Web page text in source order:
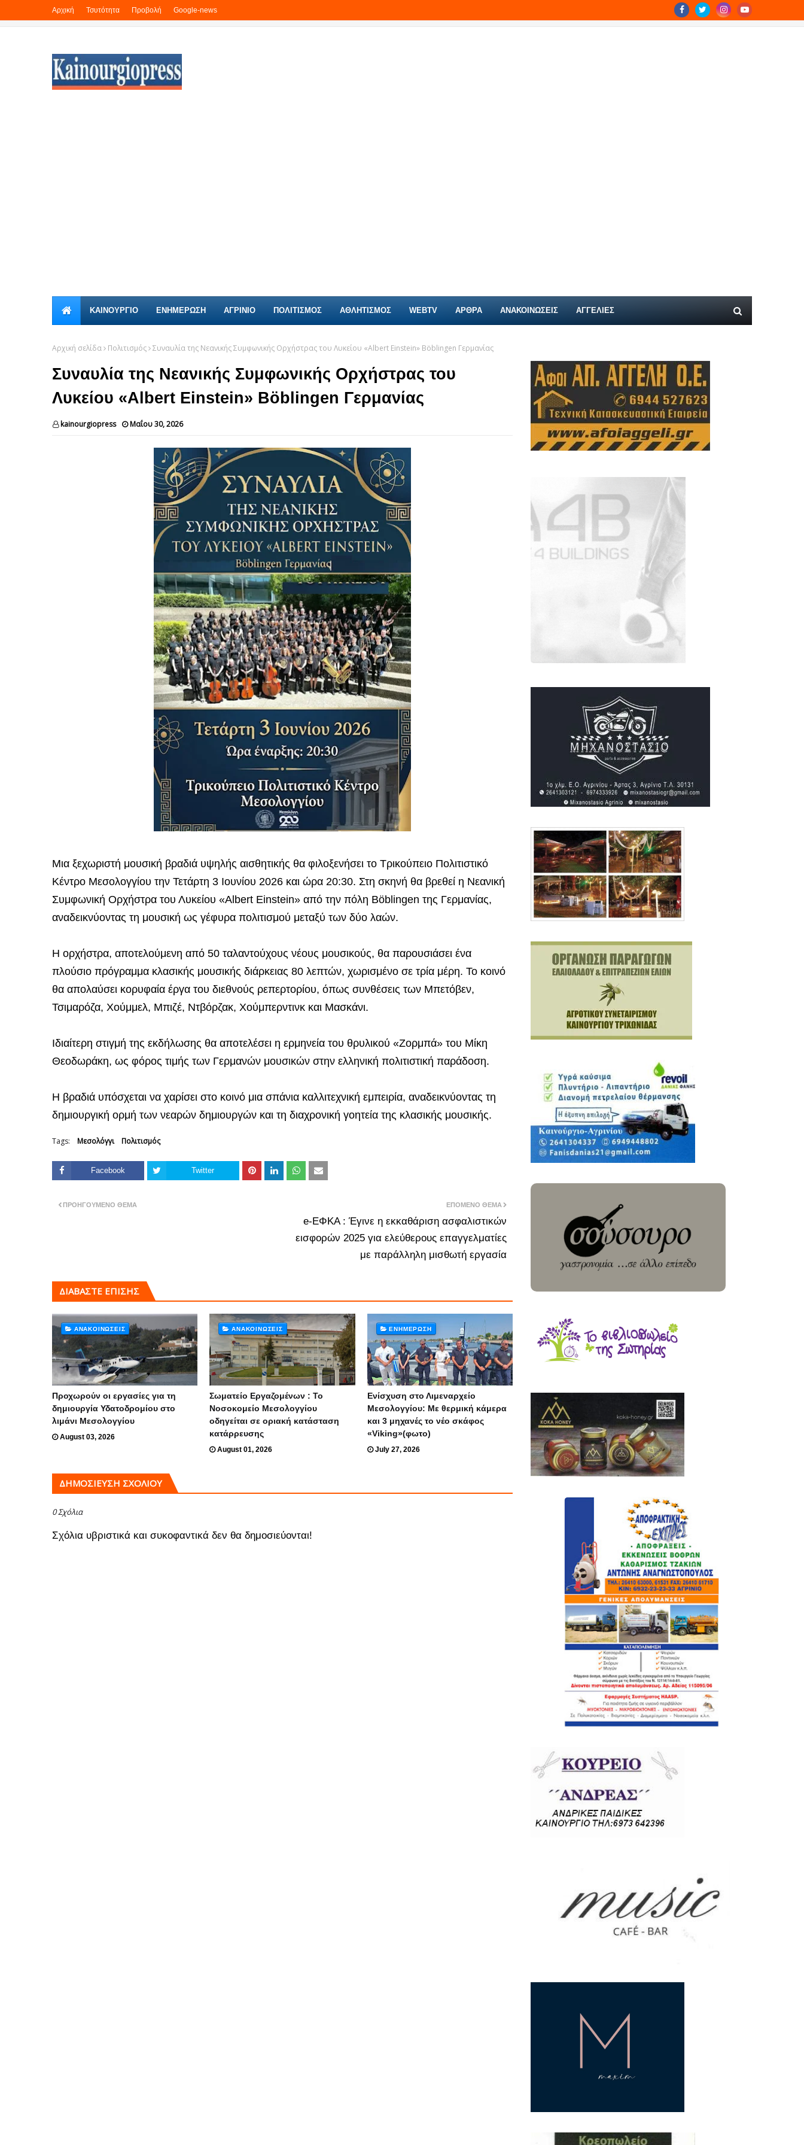
Αρχική Τσυτότητα Προβολή Google-news
ΚΑΙΝΟΎΡΓΙΟ ΕΝΗΜΕΡΩΣΗ ΑΓΡΙΝΙΟ ΠΟΛΙΤΙΣΜΟΣ ΑΘΛΗΤΙΣΜΟΣ WEBTV ΑΡΘΡΑ ΑΝΑΚΟΙΝΩΣΕΙΣ ΑΓΓΕΛΊΕΣ
Αρχική σελίδα Πολιτισμός Συναυλία της Νεανικής Συμφωνικής Ορχήστρας του Λυκείου «Albert Einstein» Böblingen Γερμανίας
Συναυλία της Νεανικής Συμφωνικής Ορχήστρας του
Λυκείου «Albert Einstein» Böblingen Γερμανίας
kainourgiopress Μαΐου 30, 2026
Μια ξεχωριστή μουσική βραδιά υψηλής αισθητικής θα φιλοξενήσει το Τρικούπειο Πολιτιστικό
Κέντρο Μεσολογγίου την Τετάρτη 3 Ιουνίου 2026 και ώρα 20:30. Στη σκηνή θα βρεθεί η Νεανική
Συμφωνική Ορχήστρα του Λυκείου «Albert Einstein» από την πόλη Böblingen της Γερμανίας,
αναδεικνύοντας τη μουσική ως γέφυρα πολιτισμού μεταξύ των δύο λαών.
Η ορχήστρα, αποτελούμενη από 50 ταλαντούχους νέους μουσικούς, θα παρουσιάσει ένα
πλούσιο πρόγραμμα κλασικής μουσικής διάρκειας 80 λεπτών, χωρισμένο σε τρία μέρη. Το κοινό
θα απολαύσει κορυφαία έργα του διεθνούς ρεπερτορίου, όπως συνθέσεις των Μπετόβεν,
Τσιμαρόζα, Χούμμελ, Μπιζέ, Ντβόρζακ, Χούμπερντινκ και Μασκάνι.
Ιδιαίτερη στιγμή της εκδήλωσης θα αποτελέσει η ερμηνεία του θρυλικού «Ζορμπά» του Μίκη
Θεοδωράκη, ως φόρος τιμής των Γερμανών μουσικών στην ελληνική πολιτιστική παράδοση.
Η βραδιά υπόσχεται να χαρίσει στο κοινό μια σπάνια καλλιτεχνική εμπειρία, αναδεικνύοντας τη
δημιουργική ορμή των νεαρών δημιουργών και τη διαχρονική γοητεία της κλασικής μουσικής.
Tags: Μεσολόγγι Πολιτισμός
Facebook Twitter
ΕΠΌΜΕΝΟ ΘΈΜΑ
e-ΕΦΚΑ : Έγινε η εκκαθάριση ασφαλιστικών
εισφορών 2025 για ελεύθερους επαγγελματίες
με παράλληλη μισθωτή εργασία
ΠΡΟΗΓΟΎΜΕΝΟ ΘΈΜΑ
ΔΙΑΒΑΣΤΕ ΕΠΙΣΗΣ
ΑΝΑΚΟΙΝΏΣΕΙΣ
Προχωρούν οι εργασίες για τη
δημιουργία Υδατοδρομίου στο
λιμάνι Μεσολογγίου
August 03, 2026
ΑΝΑΚΟΙΝΏΣΕΙΣ
Σωματείο Εργαζομένων : Το
Νοσοκομείο Μεσολογγίου
οδηγείται σε οριακή κατάσταση
κατάρρευσης
August 01, 2026
ΕΝΗΜΈΡΩΣΗ
Ενίσχυση στο Λιμεναρχείο
Μεσολογγίου: Με θερμική κάμερα
και 3 μηχανές το νέο σκάφος
«Viking»(φωτο)
July 27, 2026
ΔΗΜΟΣΊΕΥΣΗ ΣΧΟΛΊΟΥ
0 Σχόλια
Σχόλια υβριστικά και συκοφαντικά δεν θα δημοσιεύονται!